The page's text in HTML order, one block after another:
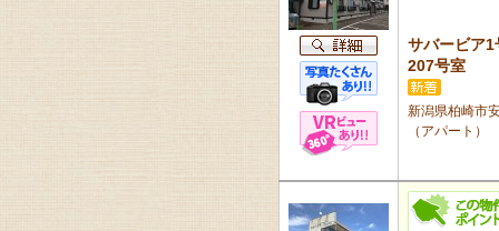
サバービア1
207号室
新潟県柏崎市
（アパート）